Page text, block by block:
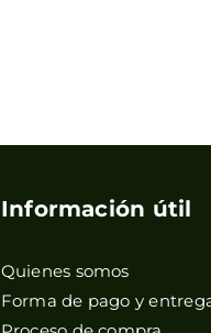
Información útil
Quienes somos
Forma de pago y